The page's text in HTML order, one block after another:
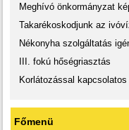
Meghívó önkormányzat
Takarékoskodjunk az
Nékonyha szolgáltatás
III. fokú hőségriasztás
Korlátozással
Főmenü